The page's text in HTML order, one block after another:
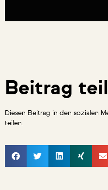
Beitrag
Diesen Beitrag in den sozialen
teilen.